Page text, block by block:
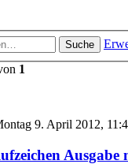
Suche
1
9. April 2012,
Ausgabe